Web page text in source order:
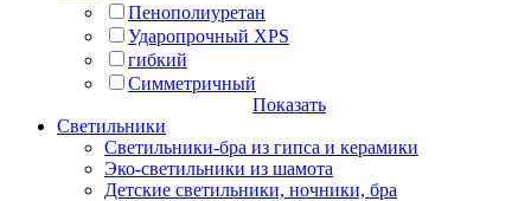
Пенополиуретан
Ударопрочный XPS
гибкий
Симметричный
Показать
Светильники
Светильники-бра из гипса и керамики
Эко-светильники из шамота
Детские светильники, ночники, бра